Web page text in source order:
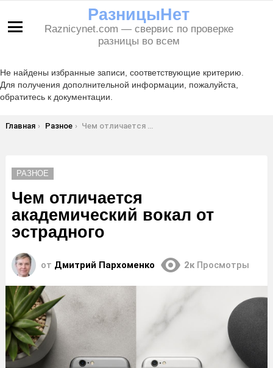
РазницыНет
Raznicynet.com — свервис по проверке
разницы во всем
Не найдены избранные записи, соответствующие критерию.
Для получения дополнительной информации, пожалуйста,
обратитесь к документации.
Вы здесь:
Главная Разное Чем отличается академический вокал от эстрадного
РАЗНОЕ
Чем отличается
академический вокал от
эстрадного
от Дмитрий Пархоменко 2к Просмотры